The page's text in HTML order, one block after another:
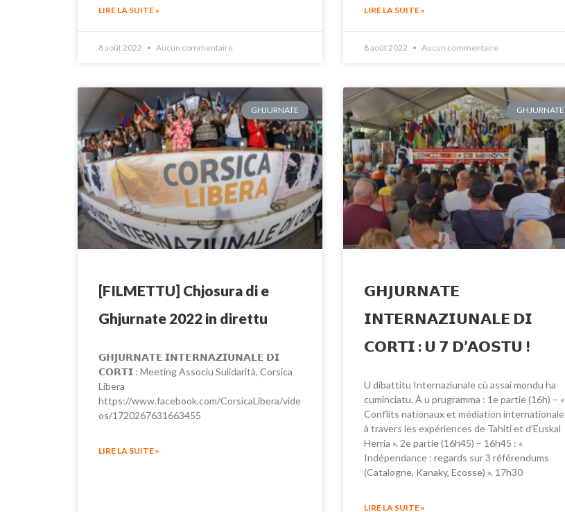
LIRE LA SUITE »
8 août 2022 Aucun commentaire
LIRE LA SUITE »
8 août 2022 Aucun commentaire
GHJURNATE
[FILMETTU] Chjosura di e
Ghjurnate 2022 in direttu
𝗚𝗛𝗝𝗨𝗥𝗡𝗔𝗧𝗘 𝗜𝗡𝗧𝗘𝗥𝗡𝗔𝗭𝗜𝗨𝗡𝗔𝗟𝗘 𝗗𝗜
𝗖𝗢𝗥𝗧𝗜 : Meeting Associu Sulidarità, Corsica
Libera
https://www.facebook.com/CorsicaLibera/vide
os/1720267631663455
LIRE LA SUITE »
GHJURNATE
𝗚𝗛𝗝𝗨𝗥𝗡𝗔𝗧𝗘
𝗜𝗡𝗧𝗘𝗥𝗡𝗔𝗭𝗜𝗨𝗡𝗔𝗟𝗘 𝗗𝗜
𝗖𝗢𝗥𝗧𝗜 : 𝗨 𝟳 𝗗’𝗔𝗢𝗦𝗧𝗨 !
U dibattitu Internaziunale cù assai mondu ha
cuminciatu. À u prugramma : 1e partie (16h) – «
Conflits nationaux et médiation internationale
à travers les expériences de Tahiti et d’Euskal
Herria ». 2e partie (16h45) – 16h45 : «
Indépendance : regards sur 3 référendums
(Catalogne, Kanaky, Ecosse) ». 17h30
LIRE LA SUITE »